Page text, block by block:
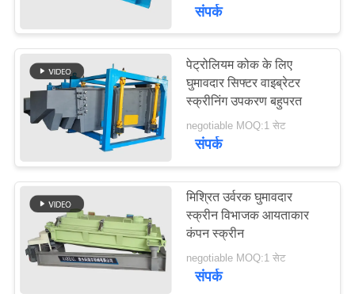
वाइब्रेटर कन्वेयर
आयताकार वाइब्रेटिंग
स्क्रीन
91
संपर्क
पेट्रोलियम कोक के लिए
घुमावदार सिफ्टर वाइब्रेटर
स्क्रीनिंग उपकरण बहुपरत
negotiable MOQ:1 सेट
संपर्क
मिश्रित उर्वरक घुमावदार
स्क्रीन विभाजक आयताकार
कंपन स्क्रीन
negotiable MOQ:1 सेट
संपर्क